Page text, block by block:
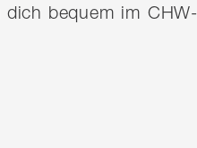
bequem im CHW-